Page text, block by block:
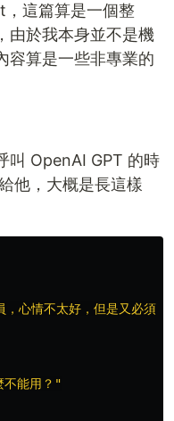
這篇算是一個整
由於我本身並不是機
容算是一些非專業的
叫 OpenAI GPT 的時
他，大概是長這樣
，心情不太好，但是又必須保
能用？ "